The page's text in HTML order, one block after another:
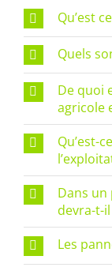
Qu’est
Quels
De quoi
agricole
Qu’est-
Dans un
devra-t-
Les